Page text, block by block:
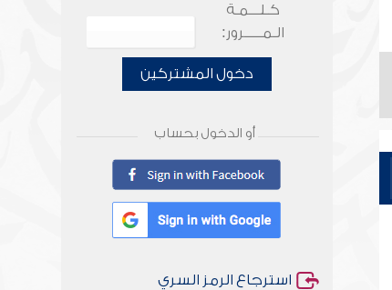
كـلـــمـة
الـمـــــرور:
دخول المشتركين
أو الدخول بحساب
استرجاع الرمز السري